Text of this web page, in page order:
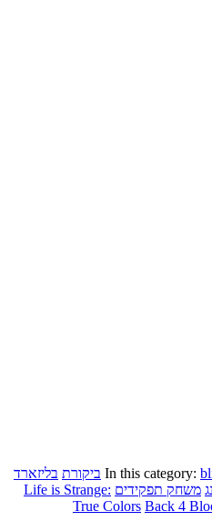
In this category: ביקורת בליזארד
משחק תפקידים Life is Strange:
True Colors Back 4